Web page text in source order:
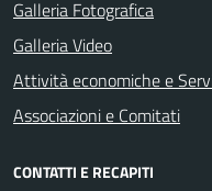
Galleria Fotografica
Galleria Video
Attività economiche e
Associazioni e Comitati
CONTATTI E RECAPITI